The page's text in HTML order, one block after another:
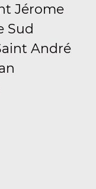
Jérome
Sud
André